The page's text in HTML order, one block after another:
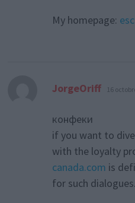
My homepage:
JorgeOriff dit :
16
конфеки
if you want to
with the loyalty
canada.com is
for such dialogues.